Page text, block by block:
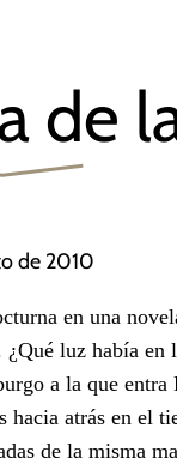
de
de 2010
en una
luz había en
a la que
hacia atrás en el
de la misma